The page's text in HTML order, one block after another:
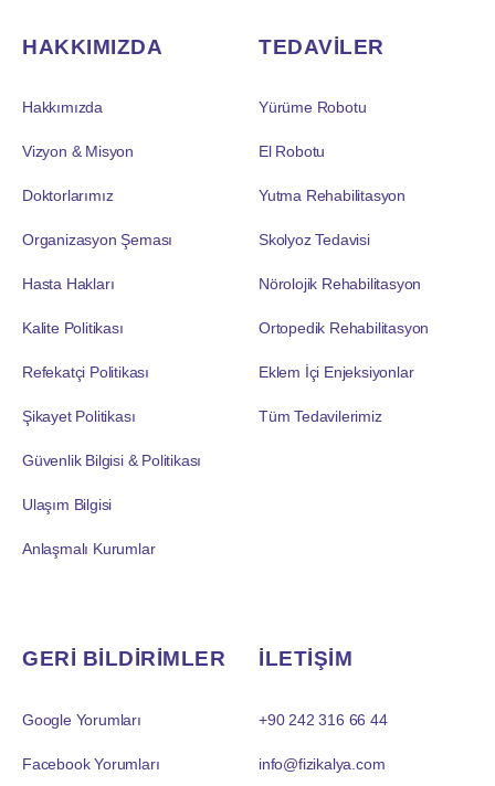
HAKKIMIZDA
Hakkımızda
Vizyon & Misyon
Doktorlarımız
Organizasyon Şeması
Hasta Hakları
Kalite Politikası
Refekatçi Politikası
Şikayet Politikası
Güvenlik Bilgisi & Politikası
Ulaşım Bilgisi
Anlaşmalı Kurumlar
TEDAVİLER
Yürüme Robotu
El Robotu
Yutma Rehabilitasyon
Skolyoz Tedavisi
Nörolojik Rehabilitasyon
Ortopedik Rehabilitasyon
Eklem İçi Enjeksiyonlar
Tüm Tedavilerimiz
GERİ BİLDİRİMLER
Google Yorumları
Facebook Yorumları
İLETİŞİM
+90 242 316 66 44
info@fizikalya.com